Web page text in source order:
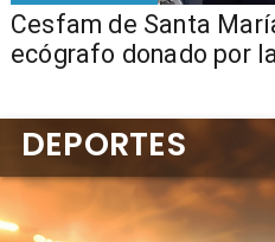
Cesfam de Santa
ecógrafo donado por
DEPORTES